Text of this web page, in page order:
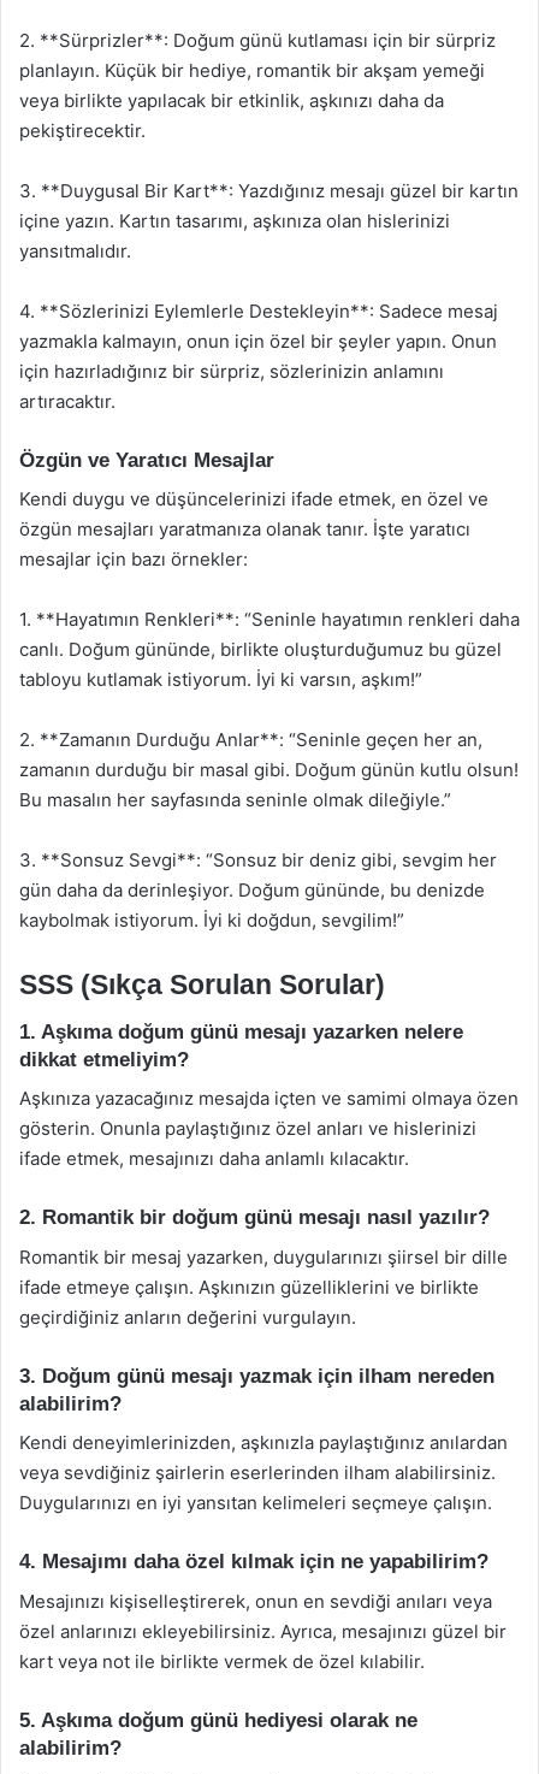
2. **Sürprizler**: Doğum günü kutlaması için bir sürpriz
planlayın. Küçük bir hediye, romantik bir akşam yemeği
veya birlikte yapılacak bir etkinlik, aşkınızı daha da
pekiştirecektir.
3. **Duygusal Bir Kart**: Yazdığınız mesajı güzel bir kartın
içine yazın. Kartın tasarımı, aşkınıza olan hislerinizi
yansıtmalıdır.
4. **Sözlerinizi Eylemlerle Destekleyin**: Sadece mesaj
yazmakla kalmayın, onun için özel bir şeyler yapın. Onun
için hazırladığınız bir sürpriz, sözlerinizin anlamını
artıracaktır.
Özgün ve Yaratıcı Mesajlar
Kendi duygu ve düşüncelerinizi ifade etmek, en özel ve
özgün mesajları yaratmanıza olanak tanır. İşte yaratıcı
mesajlar için bazı örnekler:
1. **Hayatımın Renkleri**: “Seninle hayatımın renkleri daha
canlı. Doğum gününde, birlikte oluşturduğumuz bu güzel
tabloyu kutlamak istiyorum. İyi ki varsın, aşkım!”
2. **Zamanın Durduğu Anlar**: “Seninle geçen her an,
zamanın durduğu bir masal gibi. Doğum günün kutlu olsun!
Bu masalın her sayfasında seninle olmak dileğiyle.”
3. **Sonsuz Sevgi**: “Sonsuz bir deniz gibi, sevgim her
gün daha da derinleşiyor. Doğum gününde, bu denizde
kaybolmak istiyorum. İyi ki doğdun, sevgilim!”
SSS (Sıkça Sorulan Sorular)
1. Aşkıma doğum günü mesajı yazarken nelere
dikkat etmeliyim?
Aşkınıza yazacağınız mesajda içten ve samimi olmaya özen
gösterin. Onunla paylaştığınız özel anları ve hislerinizi
ifade etmek, mesajınızı daha anlamlı kılacaktır.
2. Romantik bir doğum günü mesajı nasıl yazılır?
Romantik bir mesaj yazarken, duygularınızı şiirsel bir dille
ifade etmeye çalışın. Aşkınızın güzelliklerini ve birlikte
geçirdiğiniz anların değerini vurgulayın.
3. Doğum günü mesajı yazmak için ilham nereden
alabilirim?
Kendi deneyimlerinizden, aşkınızla paylaştığınız anılardan
veya sevdiğiniz şairlerin eserlerinden ilham alabilirsiniz.
Duygularınızı en iyi yansıtan kelimeleri seçmeye çalışın.
4. Mesajımı daha özel kılmak için ne yapabilirim?
Mesajınızı kişiselleştirerek, onun en sevdiği anıları veya
özel anlarınızı ekleyebilirsiniz. Ayrıca, mesajınızı güzel bir
kart veya not ile birlikte vermek de özel kılabilir.
5. Aşkıma doğum günü hediyesi olarak ne
alabilirim?